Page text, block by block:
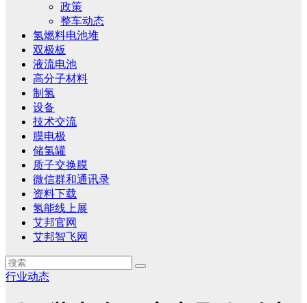
政策
整车动态
氢燃料电池堆
双极板
液流电池
高分子材料
制氢
设备
技术交流
膜电极
储氢罐
质子交换膜
微信群和通讯录
资料下载
氢能线上展
艾邦官网
艾邦智飞网
行业动态